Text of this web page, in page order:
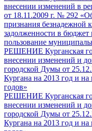
внесении изменений в
от 18.11.2009 г. № 292
признания безнадежной
задолженности в бюджет
пользование
РЕШЕНИЕ Курганская
внесении изменений и
городской Думы от
Кургана на 2013 год и
годов»
РЕШЕНИЕ Курганская
внесении изменений и
городской Думы от
Кургана на 2013 год и